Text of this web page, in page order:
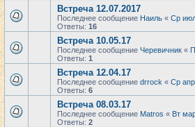
Встреча 12.07.2017
Последнее сообщение Наиль « Ср
Ответы: 16
Встреча 10.05.17
Последнее сообщение Черевичник «
Ответы: 1
Встреча 12.04.17
Последнее сообщение drrock « Ср
Ответы: 6
Встреча 08.03.17
Последнее сообщение Matros « Вт
Ответы: 2